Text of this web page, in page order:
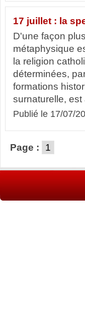
17 juillet : la
D'une façon
métaphysique
la religion
déterminées,
formations
surnaturelle, est
Publié le 17/07/
Page : 1